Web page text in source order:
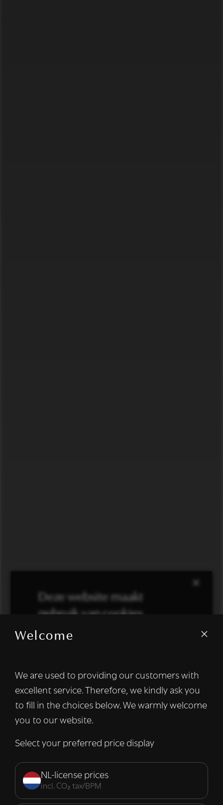
Welcome
We are used to providing our customers with
excellent service. Therefore, we kindly ask you
to fill in the choices below. We warmly welcome
you to our website.
Select your preferred price display
NL-license prices
incl. CO₂ tax/BPM
×
Deze website maakt
gebruik van cookies.
We gebruiken cookies om inhoud en
informatie over uw gebruik van onze site
met onze advertentie- en analysepartners,
die deze kunnen combineren met andere
informatie die u aan hen heeft verstrekt of
van hun diensten. Lees verder
Strikt
noodzakelijk
Prestatie Targeting